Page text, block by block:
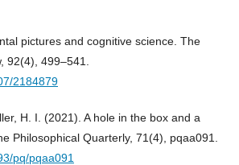
pictures and cognitive science. The
92(4), 499–541.
2184879
H. I. (2021). A hole in the box and a
Philosophical Quarterly, 71(4), pqaa091.
pq/pqaa091